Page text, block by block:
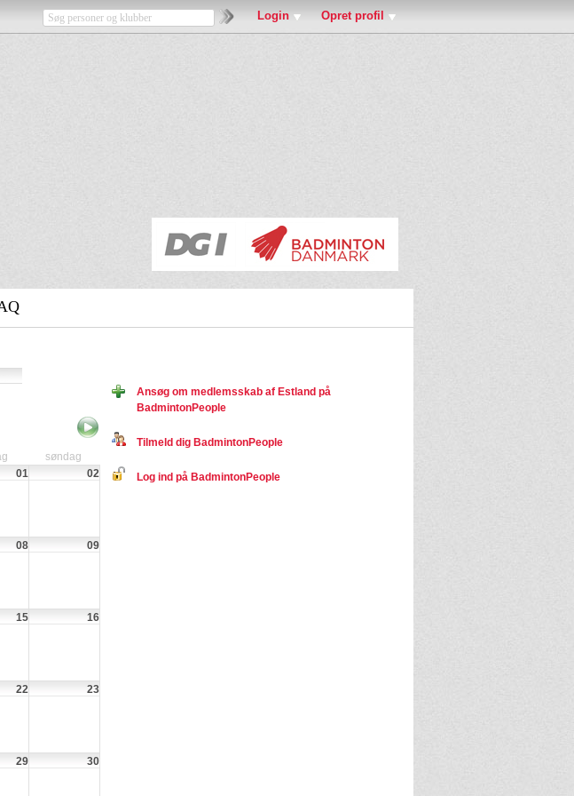
Login Opret profil
søndag
01 02
08 09
15 16
22 23
29 30
Ansøg om medlemsskab af Estland på
BadmintonPeople
Tilmeld dig BadmintonPeople
Log ind på BadmintonPeople